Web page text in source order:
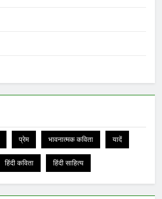
प्रेम भावनात्मक कविता यादें
हिंदी कविता हिंदी साहित्य